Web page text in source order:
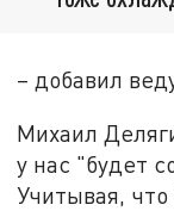
– добавил
Михаил
у нас "будет
Учитывая,